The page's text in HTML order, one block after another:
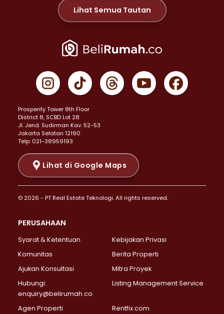
Properti Dijual di Meruya >
Properti Dijual di Jelambar >
Properti Dijual di Jakarta Pusat >
Properti Dijual di Gambir >
Properti Dijual di Johar Baru >
Properti Dijual di Menteng >
Properti Dijual di Senen >
Properti Dijual di Tanah Abang >
Properti Dijual di Cikini >
Properti Dijual di Kramat >
Properti Dijual di Pasar Baru >
Properti Dijual di Bendungan Hilir >
Properti Dijual di Jakarta Selatan >
Properti Dijual di Lebak Bulus >
Properti Dijual di Gandaria Selatan >
Properti Dijual di Pondok Labu >
Properti Dijual di Lenteng Agung >
Properti Dijual di Senayan >
Properti Dijual di Pondok Pinang >
Lihat Semua Tautan
Prosperity Tower 8th Floor
District 8, SCBD Lot 28
JI. Jend. Sudirman Kav. 52-53
Jakarta Selatan 12190
Telp: 021-38959193
Lihat di Google Maps
© 2026 - PT Real Estate Teknologi. All rights reserved.
PERUSAHAAN
Syarat & Ketentuan
Kebijakan Privasi
Komunitas
Berita Properti
Ajukan Konsultasi
Mitra Proyek
Hubungi:
enquiry@belirumah.co
Listing Management Service
Agen Properti Rentfix.com